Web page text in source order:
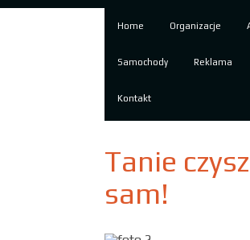
Home Organizacje
Samochody Reklama
Kontakt
Tanie
sam!